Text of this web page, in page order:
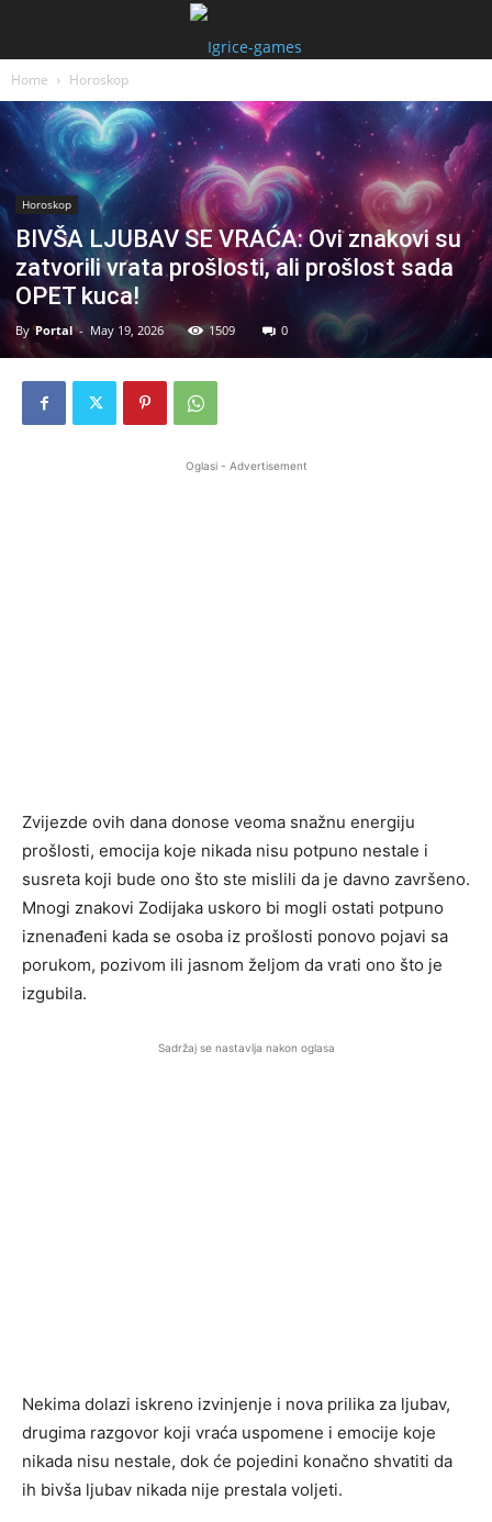
Home Horoskop
Horoskop
BIVŠA LJUBAV SE VRAĆA: Ovi znakovi su
zatvorili vrata prošlosti, ali prošlost sada
OPET kuca!
By Portal - May 19, 2026 1509 0
Oglasi - Advertisement
Zvijezde ovih dana donose veoma snažnu energiju
prošlosti, emocija koje nikada nisu potpuno nestale i
susreta koji bude ono što ste mislili da je davno završeno.
Mnogi znakovi Zodijaka uskoro bi mogli ostati potpuno
iznenađeni kada se osoba iz prošlosti ponovo pojavi sa
porukom, pozivom ili jasnom željom da vrati ono što je
izgubila.
Sadržaj se nastavlja nakon oglasa
Nekima dolazi iskreno izvinjenje i nova prilika za ljubav,
drugima razgovor koji vraća uspomene i emocije koje
nikada nisu nestale, dok će pojedini konačno shvatiti da
ih bivša ljubav nikada nije prestala voljeti.